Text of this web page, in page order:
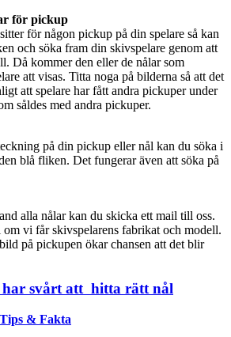
för pickup
för någon pickup på din spelare så kan
och söka fram din skivspelare genom att
Då kommer den eller de nålar som
att visas. Titta noga på bilderna så att det
att spelare har fått andra pickuper under
såldes med andra pickuper.
på din pickup eller nål kan du söka i
blå fliken. Det fungerar även att söka på
alla nålar kan du skicka ett mail till oss.
vi får skivspelarens fabrikat och modell.
på pickupen ökar chansen att det blir
svårt att hitta rätt nål
& Fakta